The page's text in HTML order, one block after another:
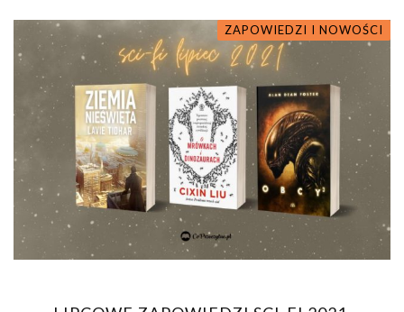
ZAPOWIEDZI I NOWOŚCI